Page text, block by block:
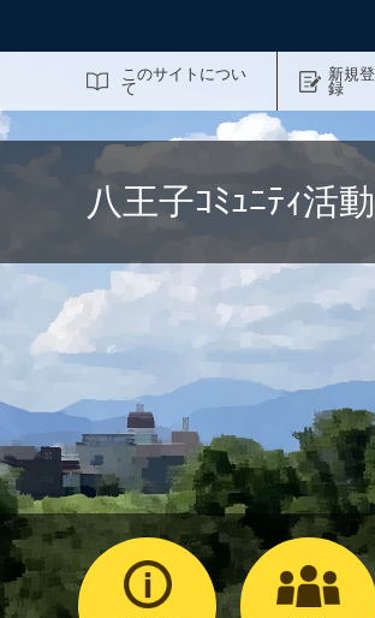
このサイトについ
て
新規登
録
八王子ｺﾐｭﾆﾃｨ活